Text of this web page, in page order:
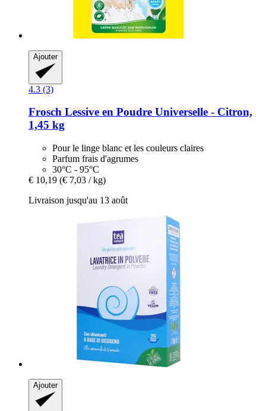
Ajouter
4.3 (3)
Frosch Lessive en Poudre Universelle -​ Citron,
1,45 kg
Pour le linge blanc et les couleurs claires
Parfum frais d'agrumes
30°C - 95°C
€ 10,19 (€ 7,03 / kg)
Livraison jusqu'au 13 août
Ajouter